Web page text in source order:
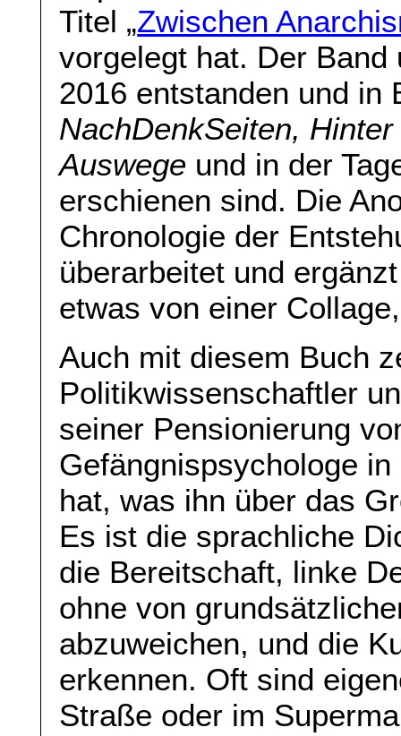
Titel „Zwischen
vorgelegt hat. Der
2016 entstanden und in
NachDenkSeiten,
Auswege und in der
erschienen sind. Die
Chronologie der
überarbeitet und
etwas von einer
Auch mit diesem Buch
Politikwissenschaftler
seiner Pensionierung
Gefängnispsychologe
hat, was ihn über das
Es ist die sprachliche
die Bereitschaft, linke
ohne von
abzuweichen, und die
erkennen. Oft sind
Straße oder im